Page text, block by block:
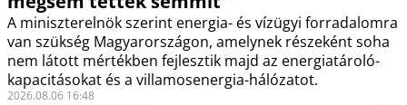
A miniszterelnök szerint energia- és vízügyi forradalomra
van szükség Magyarországon, amelynek részeként soha
nem látott mértékben fejlesztik majd az energiatároló-
kapacitásokat és a villamosenergia-hálózatot.
2026.08.06 16:48